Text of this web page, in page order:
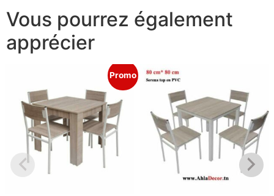
Vous pourrez également
apprécier
Promo